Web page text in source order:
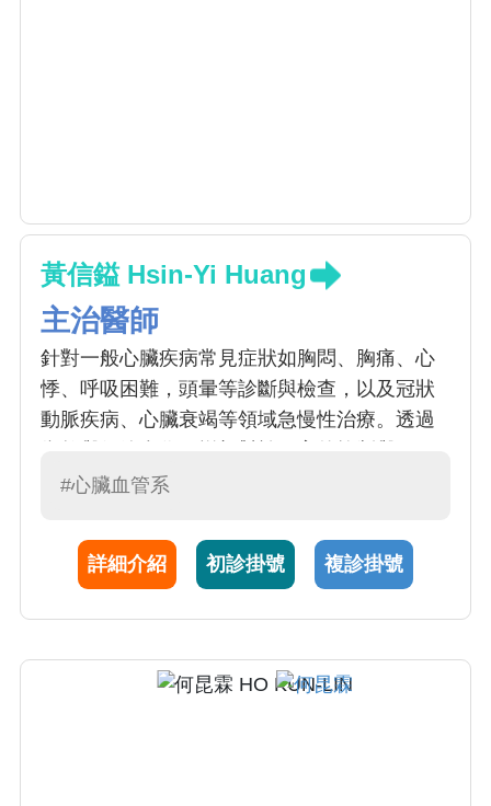
黃信鎰 Hsin-Yi Huang
主治醫師
針對一般心臟疾病常見症狀如胸悶、胸痛、心
悸、呼吸困難，頭暈等診斷與檢查，以及冠狀
動脈疾病、心臟衰竭等領域急慢性治療。透過
防，改善患者生活品質。樂於跨科別及跨領域
#心臟血管系
詳細介紹 初診掛號 複診掛號